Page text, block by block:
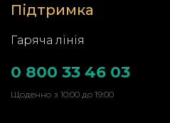
Підтримка
Гаряча лінія
0 800 33 46 03
Щоденно з 10:00 до 19:00